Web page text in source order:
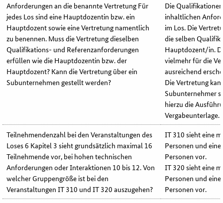
Anforderungen an die benannte Vertretung Für
jedes Los sind eine Hauptdozentin bzw. ein
Hauptdozent sowie eine Vertretung namentlich
zu benennen. Muss die Vertretung dieselben
Qualifikations- und Referenzanforderungen
erfüllen wie die Hauptdozentin bzw. der
Hauptdozent? Kann die Vertretung über ein
Subunternehmen gestellt werden?
Die
inhaltlichen
im Los. Die
die selben
Hauptdozent/in.
vielmehr für die
ausreichend
Die Vertretung
Subunternehmer
hierzu die
Vergabeunterlage.
Teilnehmendenzahl bei den Veranstaltungen des
Loses 6 Kapitel 3 sieht grundsätzlich maximal 16
Teilnehmende vor, bei hohen technischen
Anforderungen oder Interaktionen 10 bis 12. Von
welcher Gruppengröße ist bei den
Veranstaltungen IT 310 und IT 320 auszugehen?
IT 310 sieht eine
Personen und
Personen vor.
IT 320 sieht eine
Personen und
Personen vor.